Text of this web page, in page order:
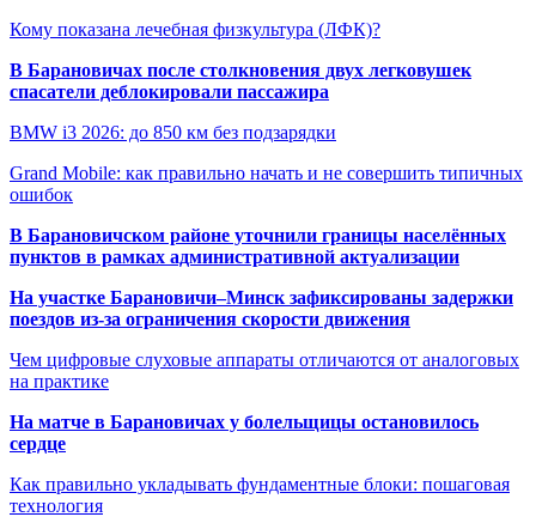
Кому показана лечебная физкультура (ЛФК)?
В Барановичах после столкновения двух легковушек
спасатели деблокировали пассажира
BMW i3 2026: до 850 км без подзарядки
Grand Mobile: как правильно начать и не совершить типичных
ошибок
В Барановичском районе уточнили границы населённых
пунктов в рамках административной актуализации
На участке Барановичи–Минск зафиксированы задержки
поездов из-за ограничения скорости движения
Чем цифровые слуховые аппараты отличаются от аналоговых
на практике
На матче в Барановичах у болельщицы остановилось
сердце
Как правильно укладывать фундаментные блоки: пошаговая
технология